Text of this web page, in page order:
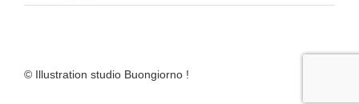
© Illustration studio Buongiorno !